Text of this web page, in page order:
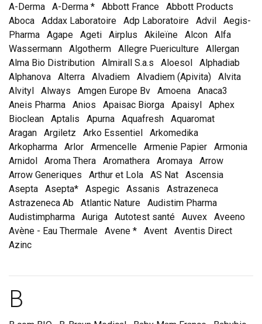
A-Derma A-Derma * Abbott France
Abbott Products
Aboca
Addax Laboratoire Adp Laboratoire Advil
Aegis-
Pharma
Agape Ageti Airplus Akileïne Alcon
Alfa
Wassermann
Algotherm Allegre Puericulture
Allergan
Alma Bio Distribution
Almirall S.a.s Aloesol
Alphadiab
Alphanova
Alterra Alvadiem Alvadiem (Apivita)
Alvita
Alvityl
Always Amgen Europe Bv Amoena
Anaca3
Aneis Pharma
Anios Apaisac Biorga Apaisyl
Aphex
Bioclean
Aptalis Apurna Aquafresh
Aquaromat
Aragan
Argiletz Arko Essentiel
Arkomedika
Arkopharma
Arlor Armencelle Armenie Papier
Armonia
Arnidol
Aroma Thera Aromathera Aromaya
Arrow
Arrow Generiques
Arthur et Lola AS Nat
Ascensia
Asepta
Asepta* Aspegic Assanis
Astrazeneca
Astrazeneca Ab
Atlantic Nature
Audistim Pharma
Audistimpharma
Auriga Autotest santé Auvex
Aveeno
Avène - Eau Thermale
Avene * Avent
Aventis Direct
Azinc
Marques et
B